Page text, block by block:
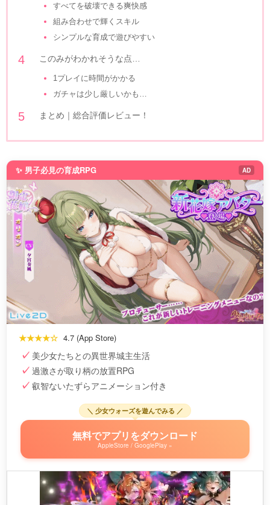
すべてを破壊できる爽快感
組み合わせで輝くスキル
シンプルな育成で遊びやすい
このみがわかれそうな点…
1プレイに時間がかかる
ガチャは少し厳しいかも…
まとめ｜総合評価レビュー！
✨ 男子必見の育成RPG AD
★★★★☆ 4.7 (App Store)
美少女たちとの異世界城主生活
過激さが取り柄の放置RPG
叡智ないたずらアニメーション付き
＼ 少女ウォーズを遊んでみる ／
無料でアプリをダウンロード
AppleStore / GooglePlay »